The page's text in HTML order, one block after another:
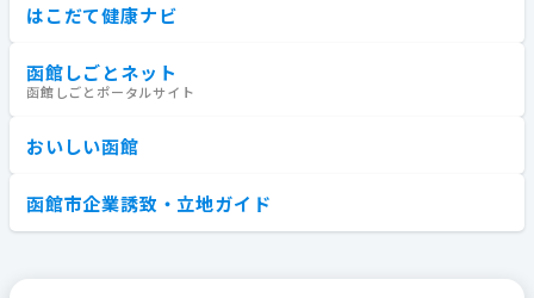
はこだて健康ナビ
函館しごとネット
函館しごとポータルサイト
おいしい函館
函館市企業誘致・立地ガイド